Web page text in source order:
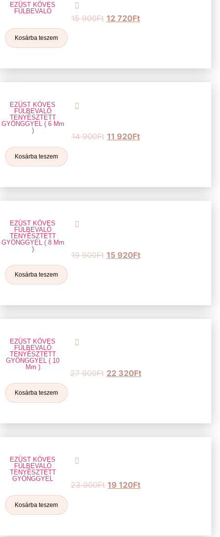
EZÜST KÖVES
FÜLBEVALÓ
15 900Ft 12 720Ft
Kosárba teszem
EZÜST KÖVES
FÜLBEVALÓ
TENYÉSZTETT
GYÖNGGYEL ( 6 Mm
)
14 900Ft 11 920Ft
Kosárba teszem
EZÜST KÖVES
FÜLBEVALÓ
TENYÉSZTETT
GYÖNGGYEL ( 8 Mm
)
19 900Ft 15 920Ft
Kosárba teszem
EZÜST KÖVES
FÜLBEVALÓ
TENYÉSZTETT
GYÖNGGYEL ( 10
Mm )
27 900Ft 22 320Ft
Kosárba teszem
EZÜST KÖVES
FÜLBEVALÓ
TENYÉSZTETT
GYÖNGGYEL
23 900Ft 19 120Ft
Kosárba teszem